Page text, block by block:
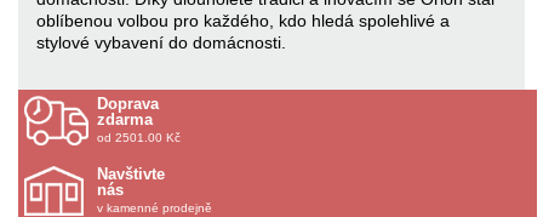
oblíbenou volbou pro každého, kdo hledá spolehlivé a
stylové vybavení do domácnosti.
Doprava
zdarma
od 2501.00 Kč
Navštivte
nás
v kamenné prodejně